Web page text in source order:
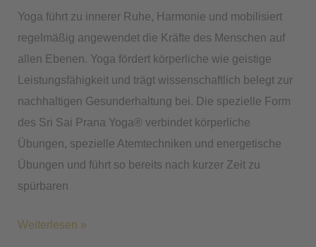
Yoga führt zu innerer Ruhe, Harmonie und mobilisiert
regelmäßig angewendet die Kräfte des Menschen auf
allen Ebenen. Yoga fördert körperliche wie geistige
Leistungsfähigkeit und trägt wissenschaftlich belegt zur
nachhaltigen Gesunderhaltung bei. Die spezielle Form
des Sri Sai Prana Yoga® verbindet körperliche
Übungen, spezielle Atemtechniken und energetische
Übungen und führt so bereits nach kurzer Zeit zu
spürbaren
Weiterlesen »